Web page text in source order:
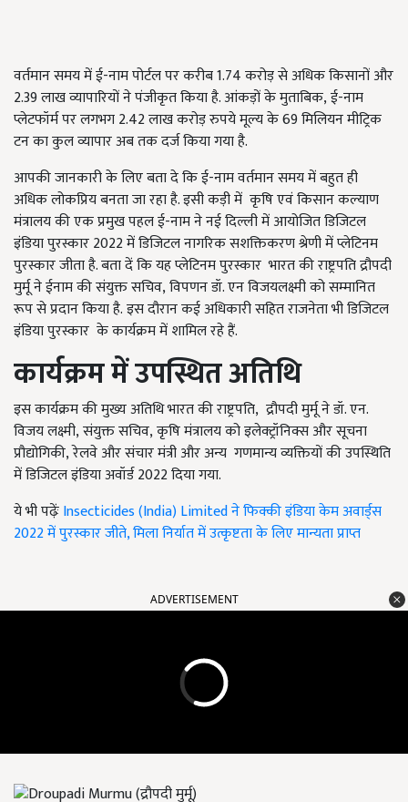
वर्तमान समय में ई-नाम पोर्टल पर करीब 1.74 करोड़ से अधिक किसानों और
2.39 लाख व्यापारियों ने पंजीकृत किया है. आंकड़ों के मुताबिक,ई-नाम
प्लेटफॉर्म पर लगभग 2.42 लाख करोड़ रुपये मूल्य के 69 मिलियन मीट्रिक
टन का कुल व्यापार अब तक दर्ज किया गया है.
आपकी जानकारी के लिए बता दे कि ई-नाम वर्तमान समय में बहुत ही
अधिक लोकप्रिय बनता जा रहा है. इसी कड़ी में कृषि एवं किसान कल्याण
मंत्रालय की एक प्रमुख पहल ई-नाम ने नई दिल्ली में आयोजित डिजिटल
इंडिया पुरस्कार 2022 में डिजिटल नागरिक सशक्तिकरण श्रेणी में प्लेटिनम
पुरस्कार जीता है. बता दें कि यह प्लेटिनम पुरस्कार भारत की राष्ट्रपति द्रौपदी
मुर्मू ने ईनाम की संयुक्त सचिव,विपणन डॉ. एन विजयलक्ष्मी को सम्मानित
रूप से प्रदान किया है.इस दौरान कई अधिकारी सहित राजनेता भी डिजिटल
इंडिया पुरस्कार के कार्यक्रम में शामिल रहे हैं.
कार्यक्रम में उपस्थित अतिथि
इस कार्यक्रम की मुख्य अतिथि भारत की राष्ट्रपति, द्रौपदी मुर्मू ने डॉ. एन.
विजय लक्ष्मी,संयुक्त सचिव,कृषि मंत्रालय को इलेक्ट्रॉनिक्स और सूचना
प्रौद्योगिकी,रेलवे और संचार मंत्री और अन्य गणमान्य व्यक्तियों की उपस्थिति
में डिजिटल इंडिया अवॉर्ड2022 दिया गया.
ये भी पढ़ेंःInsecticides (India) Limited ने फिक्की इंडिया केम अवार्ड्स
2022 में पुरस्कार जीते, मिला निर्यात में उत्कृष्टता के लिए मान्यता प्राप्त
ADVERTISEMENT